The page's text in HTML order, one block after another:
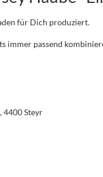
für Dich produziert.
immer passend
4400 Steyr